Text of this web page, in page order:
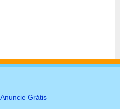
Anuncie Grátis